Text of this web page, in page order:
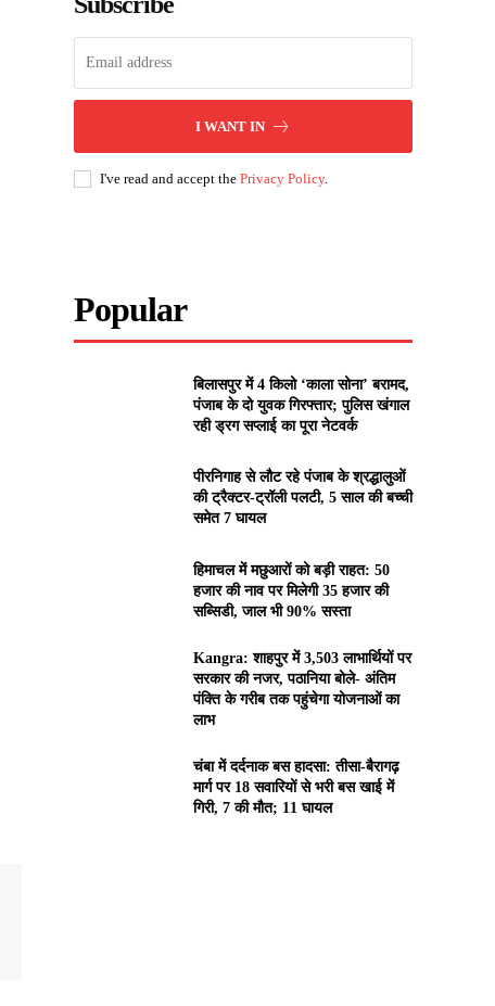
I WANT IN
I've read and accept thePrivacy Policy.
Popular
बिलासपुर में 4 किलो ‘काला सोना’ बरामद,
पंजाब के दो युवक गिरफ्तार; पुलिस खंगाल
रही ड्रग सप्लाई का पूरा नेटवर्क
पीरनिगाह से लौट रहे पंजाब के श्रद्धालुओं
की ट्रैक्टर-ट्रॉली पलटी, 5 साल की बच्ची
समेत 7 घायल
हिमाचल में मछुआरों को बड़ी राहत: 50
हजार की नाव पर मिलेगी 35 हजार की
सब्सिडी, जाल भी 90% सस्ता
Kangra: शाहपुर में 3,503 लाभार्थियों पर
सरकार की नजर, पठानिया बोले- अंतिम
पंक्ति के गरीब तक पहुंचेगा योजनाओं का
लाभ
चंबा में दर्दनाक बस हादसा: तीसा-बैरागढ़
मार्ग पर 18 सवारियों से भरी बस खाई में
गिरी, 7 की मौत; 11 घायल